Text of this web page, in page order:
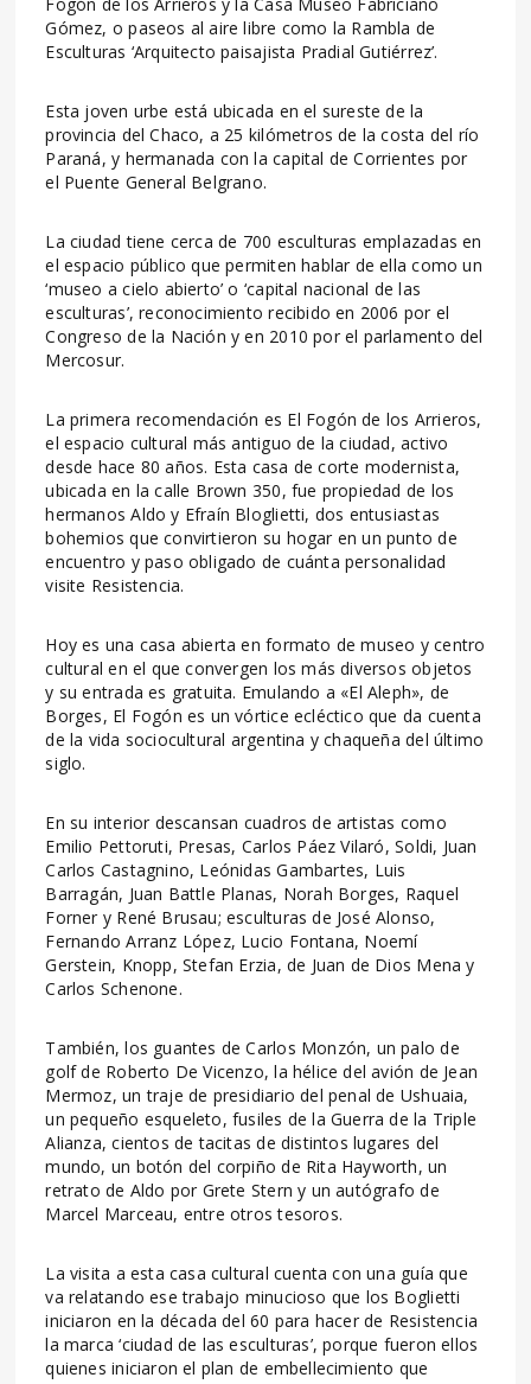
Gómez, o paseos al aire libre como la Rambla de
Esculturas ‘Arquitecto paisajista Pradial Gutiérrez’.
Esta joven urbe está ubicada en el sureste de la
provincia del Chaco, a 25 kilómetros de la costa del río
Paraná, y hermanada con la capital de Corrientes por
el Puente General Belgrano.
La ciudad tiene cerca de 700 esculturas emplazadas en
el espacio público que permiten hablar de ella como un
‘museo a cielo abierto’ o ‘capital nacional de las
esculturas’, reconocimiento recibido en 2006 por el
Congreso de la Nación y en 2010 por el parlamento del
Mercosur.
La primera recomendación es El Fogón de los Arrieros,
el espacio cultural más antiguo de la ciudad, activo
desde hace 80 años. Esta casa de corte modernista,
ubicada en la calle Brown 350, fue propiedad de los
hermanos Aldo y Efraín Bloglietti, dos entusiastas
bohemios que convirtieron su hogar en un punto de
encuentro y paso obligado de cuánta personalidad
visite Resistencia.
Hoy es una casa abierta en formato de museo y centro
cultural en el que convergen los más diversos objetos
y su entrada es gratuita. Emulando a «El Aleph», de
Borges, El Fogón es un vórtice ecléctico que da cuenta
de la vida sociocultural argentina y chaqueña del último
siglo.
En su interior descansan cuadros de artistas como
Emilio Pettoruti, Presas, Carlos Páez Vilaró, Soldi, Juan
Carlos Castagnino, Leónidas Gambartes, Luis
Barragán, Juan Battle Planas, Norah Borges, Raquel
Forner y René Brusau; esculturas de José Alonso,
Fernando Arranz López, Lucio Fontana, Noemí
Gerstein, Knopp, Stefan Erzia, de Juan de Dios Mena y
Carlos Schenone.
También, los guantes de Carlos Monzón, un palo de
golf de Roberto De Vicenzo, la hélice del avión de Jean
Mermoz, un traje de presidiario del penal de Ushuaia,
un pequeño esqueleto, fusiles de la Guerra de la Triple
Alianza, cientos de tacitas de distintos lugares del
mundo, un botón del corpiño de Rita Hayworth, un
retrato de Aldo por Grete Stern y un autógrafo de
Marcel Marceau, entre otros tesoros.
La visita a esta casa cultural cuenta con una guía que
va relatando ese trabajo minucioso que los Boglietti
iniciaron en la década del 60 para hacer de Resistencia
la marca ‘ciudad de las esculturas’, porque fueron ellos
quienes iniciaron el plan de embellecimiento que